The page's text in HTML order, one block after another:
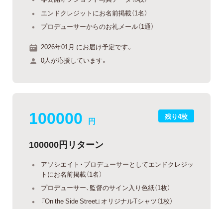
エンドクレジットにお名前掲載（1名）
プロデューサーからのお礼メール（1通）
2026年01月 にお届け予定です。
0人が応援しています。
残り4枚
100000 円
100000円リターン
アソシエイト・プロデューサーとしてエンドクレジッ
トにお名前掲載（1名）
プロデューサー、監督のサイン入り色紙（1枚）
『On the Side Street』オリジナルTシャツ（1枚）